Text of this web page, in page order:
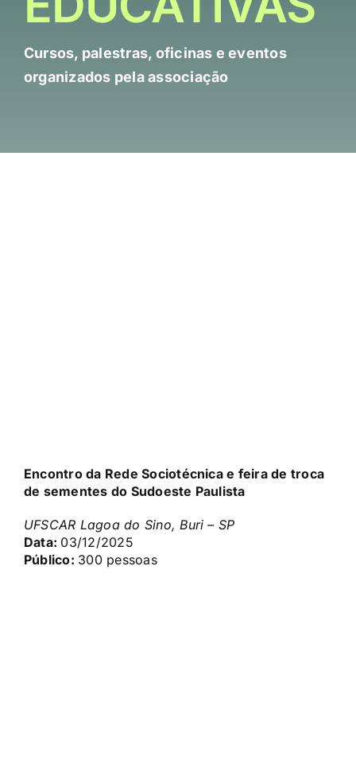
Cursos, palestras, oficinas e eventos
organizados pela associação
Encontro da Rede Sociotécnica e feira de troca
de sementes do Sudoeste Paulista
UFSCAR Lagoa do Sino, Buri – SP
Data: 03/12/2025
Público: 300 pessoas